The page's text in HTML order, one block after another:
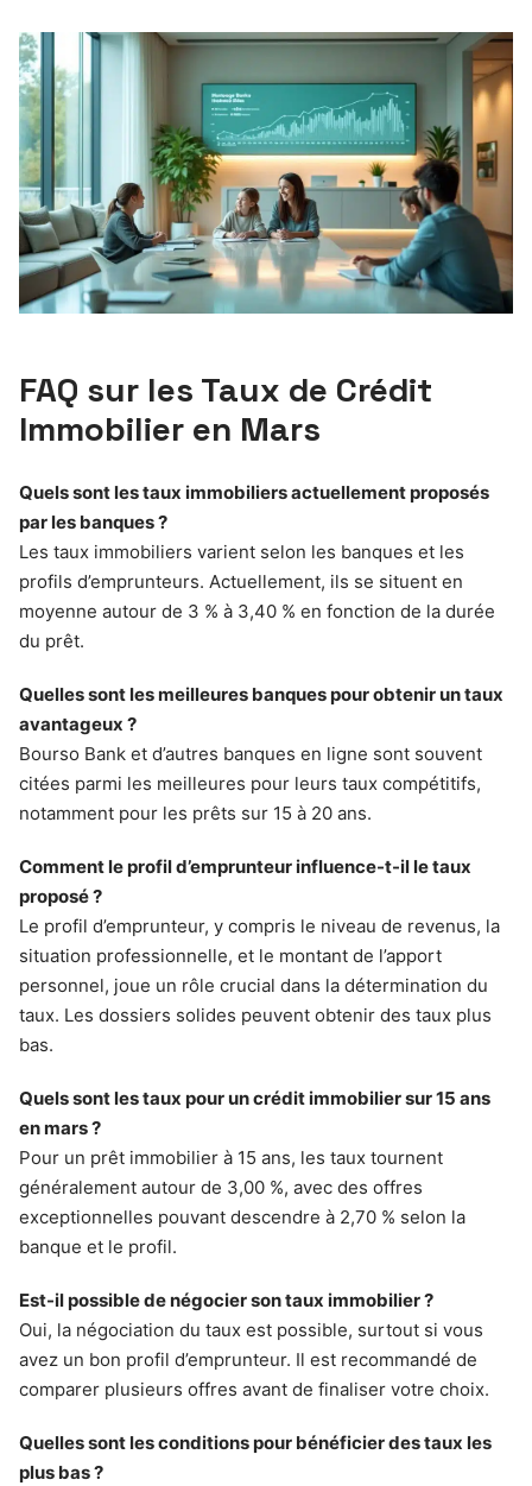
FAQ sur les Taux de Crédit
Immobilier en Mars
Quels sont les taux immobiliers actuellement proposés
par les banques ?
Les taux immobiliers varient selon les banques et les
profils d’emprunteurs. Actuellement, ils se situent en
moyenne autour de 3 % à 3,40 % en fonction de la durée
du prêt.
Quelles sont les meilleures banques pour obtenir un taux
avantageux ?
Bourso Bank et d’autres banques en ligne sont souvent
citées parmi les meilleures pour leurs taux compétitifs,
notamment pour les prêts sur 15 à 20 ans.
Comment le profil d’emprunteur influence-t-il le taux
proposé ?
Le profil d’emprunteur, y compris le niveau de revenus, la
situation professionnelle, et le montant de l’apport
personnel, joue un rôle crucial dans la détermination du
taux. Les dossiers solides peuvent obtenir des taux plus
bas.
Quels sont les taux pour un crédit immobilier sur 15 ans
en mars ?
Pour un prêt immobilier à 15 ans, les taux tournent
généralement autour de 3,00 %, avec des offres
exceptionnelles pouvant descendre à 2,70 % selon la
banque et le profil.
Est-il possible de négocier son taux immobilier ?
Oui, la négociation du taux est possible, surtout si vous
avez un bon profil d’emprunteur. Il est recommandé de
comparer plusieurs offres avant de finaliser votre choix.
Quelles sont les conditions pour bénéficier des taux les
plus bas ?